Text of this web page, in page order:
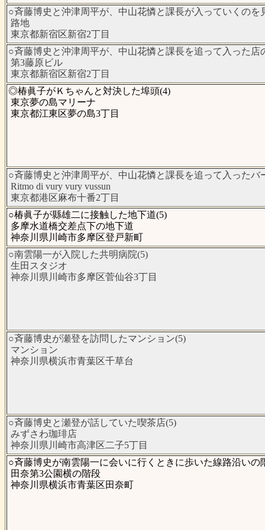
○斉藤博史と沖津周平が、中山花憐と課長が入っていくのを
路地
東京都新宿区新宿2丁目
○斉藤博史と沖津周平が、中山花憐と課長を追って入った店
第3藤原ビル
東京都新宿区新宿2丁目
◎椿眞子がＫちゃんと対決した埠頭(4)
東京夢の島マリーナ
東京都江東区夢の島3丁目
○斉藤博史と沖津周平が、中山花憐と課長を追って入ったバ
Ritmo di vury vury vussun
東京都港区麻布十番2丁目
○椿眞子が縣雄二に接触した地下道(5)
多摩水道橋交差点下の地下道
神奈川県川崎市多摩区登戸新町
○南雲陽一が入院した共明病院(5)
生田スタジオ
神奈川県川崎市多摩区菅仙谷3丁目
○斉藤博史が瀬登を訪問したマンション(5)
マンション
神奈川県横浜市青葉区千草台
○斉藤博史と瀬登が話していた喫茶店(5)
みずさわ珈琲店
神奈川県川崎市高津区二子5丁目
○斉藤博史が南雲陽一に会いに行くときに歩いた線路沿いの
田奈第3公園横の階段
神奈川県横浜市青葉区田奈町